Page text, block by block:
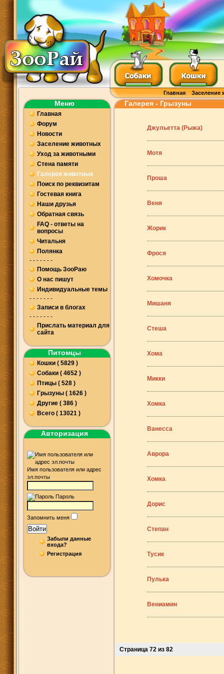
Главная Заселение
Меню
Главная
Форум
Новости
Заселение животных
Уход за животными
Стена памяти
Галерея животных
Поиск по реквизитам
Гостевая книга
Наши друзья
Обратная связь
FAQ - ответы на
вопросы
Читальня
Полянка
- - - - - - -
Помощь ЗооРаю
О нас пишут
Индивидуальные темы
- - - - - - -
Записи в блогах
- - - - - - -
Прислать материал для
сайта
Питомцы
Кошки ( 5829 )
Собаки ( 4652 )
Птицы ( 528 )
Грызуны ( 1626 )
Другие ( 386 )
Всего ( 13021 )
Авторизация
Имя пользователя или адрес
эл.почты
Пароль
Запомнить меня
Войти
Забыли данные
входа?
Регистрация
Галерея - Грызуны
Джульетта (Рыжа)
Мотя
Проша
Веня
Жорик
Фрося
Хомочка
Мишаня
Стеша
Хома
Микки
Хомка
Ванесса
Аврора
Хомка
Дорис
Степан
Тусик
Пулька
Вениамин
Страница 72 из 82